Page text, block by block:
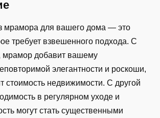
мрамора для вашего дома — это
требует взвешенного подхода. С
мрамор добавит вашему
элегантности и роскоши,
стоимость недвижимости. С другой
в регулярном уходе и
могут стать существенными